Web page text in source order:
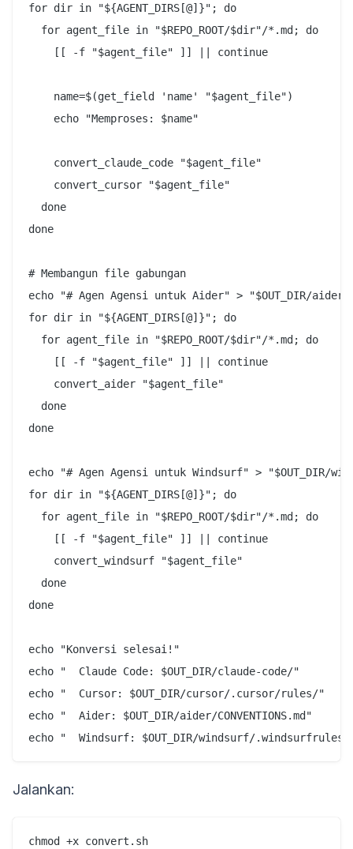
for dir in "${AGENT_DIRS[@]}"; do
  for agent_file in "$REPO_ROOT/$dir"/*.md; do
    [[ -f "$agent_file" ]] || continue
    name=$(get_field 'name' "$agent_file")
    echo "Memproses: $name"
    convert_claude_code "$agent_file"
    convert_cursor "$agent_file"
  done
done
# Membangun file gabungan
echo "# Agen Agensi untuk Aider" > "$OUT_DIR/aider/
for dir in "${AGENT_DIRS[@]}"; do
  for agent_file in "$REPO_ROOT/$dir"/*.md; do
    [[ -f "$agent_file" ]] || continue
    convert_aider "$agent_file"
  done
done
echo "# Agen Agensi untuk Windsurf" > "$OUT_DIR/
for dir in "${AGENT_DIRS[@]}"; do
  for agent_file in "$REPO_ROOT/$dir"/*.md; do
    [[ -f "$agent_file" ]] || continue
    convert_windsurf "$agent_file"
  done
done
echo "Konversi selesai!"
echo "  Claude Code: $OUT_DIR/claude-code/"
echo "  Cursor: $OUT_DIR/cursor/.cursor/rules/"
echo "  Aider: $OUT_DIR/aider/CONVENTIONS.md"
Jalankan:
chmod +x convert.sh